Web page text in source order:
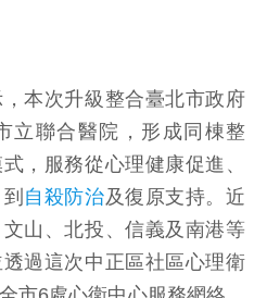
本次升級整合臺北市政府
立聯合醫院，形成同棟整
，服務從心理健康促進、
自殺防治及復原支持。近
山、北投、信義及南港等
過這次中正區社區心理衛